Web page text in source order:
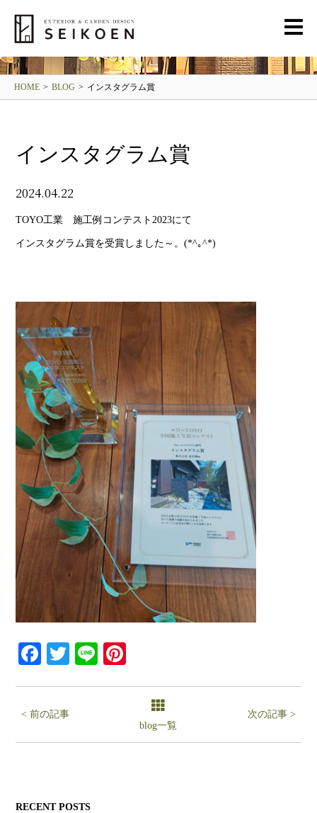
HOME > BLOG > インスタグラム賞
インスタグラム賞
2024.04.22
TOYO工業 施工例コンテスト2023にて
インスタグラム賞を受賞しました～。(*^｡^*)
Facebook
Twitter
Line
< 前の記事
blog一覧
次の記事 >
RECENT POSTS